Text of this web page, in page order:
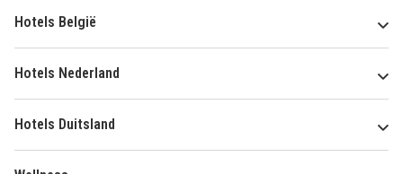
Hotels België
Hotels Nederland
Hotels Duitsland